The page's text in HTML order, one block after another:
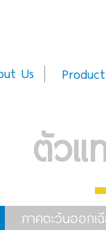
Us Product
ตัวแ
ภาคตะวันออกเ